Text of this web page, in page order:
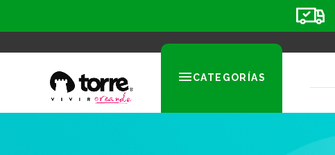
CATEGORÍAS